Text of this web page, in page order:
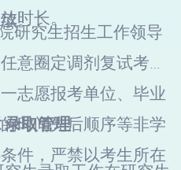
。
时长。
研究生招生工作领导
意圈定调剂复试考生
志愿报考单位、毕业
时间先后顺序等非学
件， 严禁以考生所在
录取管理